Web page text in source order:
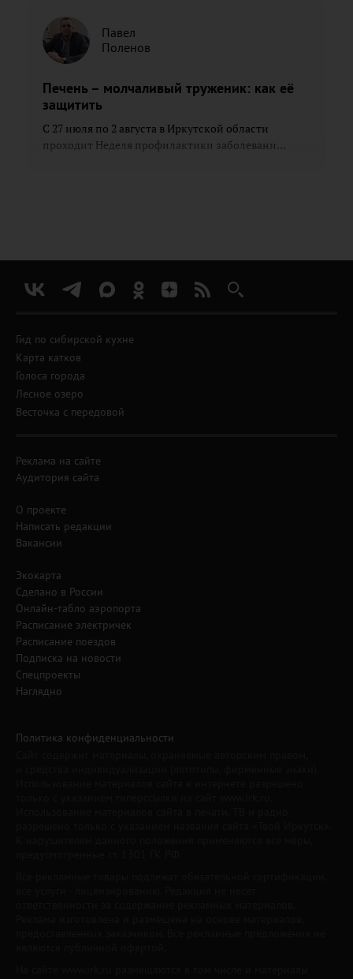
Павел
Поленов
Печень – молчаливый труженик: как её
защитить
С 27 июля по 2 августа в Иркутской области
проходит Неделя профилактики заболевани...
Гид по сибирской кухне
Карта катков
Голоса города
Лесное озеро
Весточка с передовой
Реклама на сайте
Аудитория сайта
О проекте
Написать редакции
Вакансии
Экокарта
Сделано в России
Онлайн-табло аэропорта
Расписание электричек
Расписание поездов
Подписка на новости
Спецпроекты
Наглядно
Политика конфиденциальности